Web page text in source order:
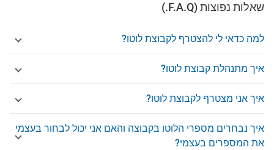
שאלות נפוצות (F.A.Q.)
למה כדאי לי להצטרף לקבוצת לוטו?
איך מתנהלת קבוצת לוטו?
איך אני מצטרף לקבוצת לוטו?
איך נבחרים מספרי הלוטו בקבוצה והאם אני יכול לבחור בעצמי
את המספרים בעצמי?